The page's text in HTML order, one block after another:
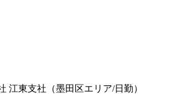
江東支社（墨田区エリア/日勤）